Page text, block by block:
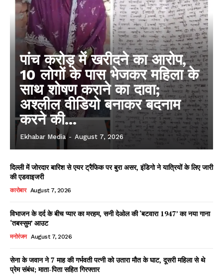
पांच करोड़ में खरीदने का आरोप,
10 लोगों के पास भेजकर महिला के
साथ शोषण कराने का दावा;
अश्लील वीडियो बनाकर बदनाम
करने की...
Ekhabar Media - August 7, 2026
दिल्ली में जोरदार बारिश से एयर ट्रैफिक पर बुरा असर, इंडिगो ने यात्रियों के लिए जारी
की एडवाइजरी
कारोबार August 7, 2026
विभाजन के दर्द के बीच प्यार का मरहम, सनी देओल की ‘बटवारा 1947’ का नया गाना
‘तबस्सुम’ आउट
मनोरंजन August 7, 2026
सेना के जवान ने 7 माह की गर्भवती पत्नी को उतारा मौत के घाट, दूसरी महिला से थे
प्रेम संबंध; माता-पिता सहित गिरफ्तार